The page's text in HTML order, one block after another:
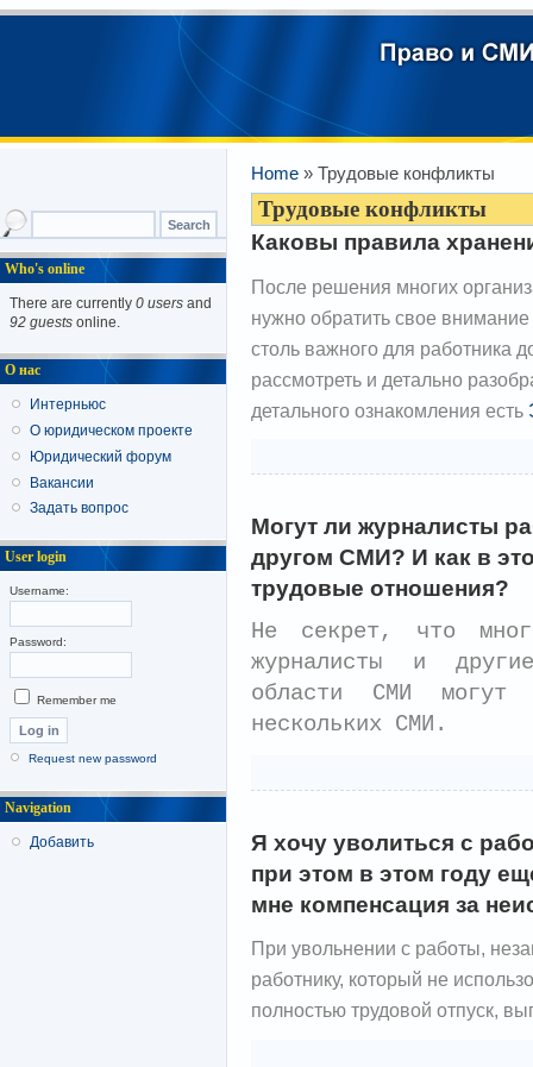
Home » Трудовые конфликты
Трудовые конфликты
Каковы правила
После решения многих
нужно обратить свое
столь важного для работника
рассмотреть и детально
детального ознакомления есть
Могут ли журналисты
другом СМИ? И как в
трудовые отношения?
Не секрет, что
журналисты и
области СМИ могут
нескольких СМИ.
Я хочу уволиться с
при этом в этом году
мне компенсация за
При увольнении с работы,
работнику, который не
полностью трудовой отпуск,
Who's online
There are currently 0 users and
92 guests online.
О нас
Интерньюс
О юридическом проекте
Юридический форум
Вакансии
Задать вопрос
User login
Username:
Password:
Remember me
Request new password
Navigation
Добавить